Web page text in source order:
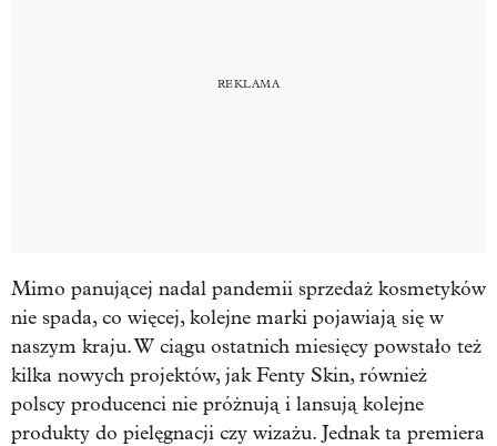
Mimo panującej nadal pandemii sprzedaż kosmetyków
nie spada, co więcej, kolejne marki pojawiają się w
naszym kraju. W ciągu ostatnich miesięcy powstało też
kilka nowych projektów, jak Fenty Skin, również
polscy producenci nie próżnują i lansują kolejne
produkty do pielęgnacji czy wizażu. Jednak ta premiera